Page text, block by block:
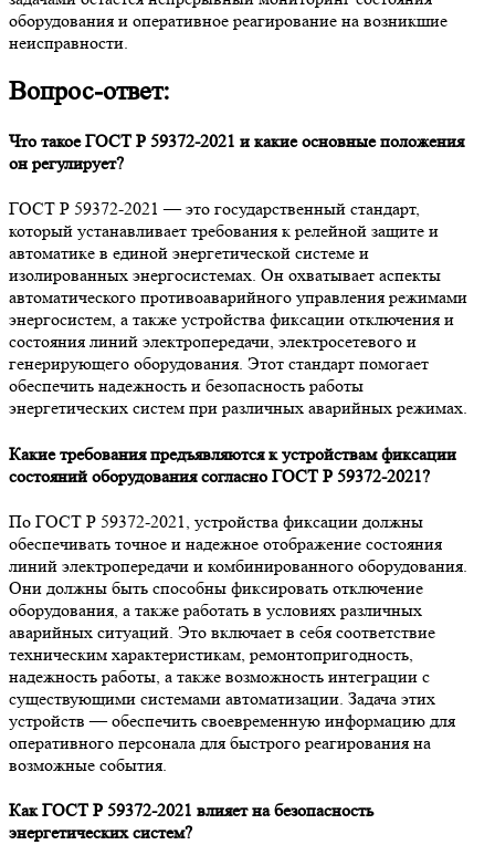
оборудования и оперативное реагирование на возникшие
неисправности.
Вопрос-ответ:
Что такое ГОСТ Р 59372-2021 и какие основные положения
он регулирует?
ГОСТ Р 59372-2021 — это государственный стандарт,
который устанавливает требования к релейной защите и
автоматике в единой энергетической системе и
изолированных энергосистемах. Он охватывает аспекты
автоматического противоаварийного управления режимами
энергосистем, а также устройства фиксации отключения и
состояния линий электропередачи, электросетевого и
генерирующего оборудования. Этот стандарт помогает
обеспечить надежность и безопасность работы
энергетических систем при различных аварийных режимах.
Какие требования предъявляются к устройствам фиксации
состояний оборудования согласно ГОСТ Р 59372-2021?
По ГОСТ Р 59372-2021, устройства фиксации должны
обеспечивать точное и надежное отображение состояния
линий электропередачи и комбинированного оборудования.
Они должны быть способны фиксировать отключение
оборудования, а также работать в условиях различных
аварийных ситуаций. Это включает в себя соответствие
техническим характеристикам, ремонтопригодность,
надежность работы, а также возможность интеграции с
существующими системами автоматизации. Задача этих
устройств — обеспечить своевременную информацию для
оперативного персонала для быстрого реагирования на
возможные события.
Как ГОСТ Р 59372-2021 влияет на безопасность
энергетических систем?